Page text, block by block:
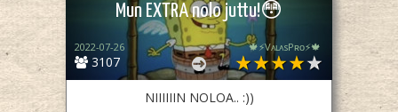
Mun EXTRA nolo juttu!😳
3107
2022-07-26 🍁⚡️VᴀʟᴀsPʀᴏ⚡️🍁
NIIIIIIN NOLOA.. :))